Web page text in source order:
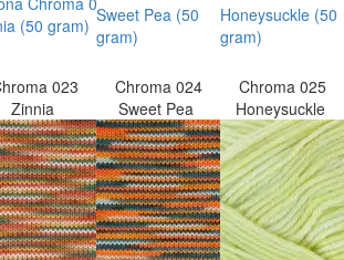
023
Zinnia
Chroma 024
Sweet Pea
Chroma 025
Honeysuckle